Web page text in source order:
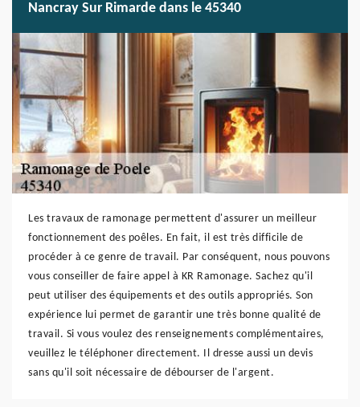
Nancray Sur Rimarde dans le 45340
Les travaux de ramonage permettent d'assurer un meilleur
fonctionnement des poêles. En fait, il est très difficile de
procéder à ce genre de travail. Par conséquent, nous pouvons
vous conseiller de faire appel à KR Ramonage. Sachez qu'il
peut utiliser des équipements et des outils appropriés. Son
expérience lui permet de garantir une très bonne qualité de
travail. Si vous voulez des renseignements complémentaires,
veuillez le téléphoner directement. Il dresse aussi un devis
sans qu'il soit nécessaire de débourser de l'argent.